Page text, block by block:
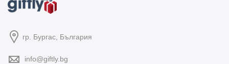
гр. Бургас, България
info@giftly.bg